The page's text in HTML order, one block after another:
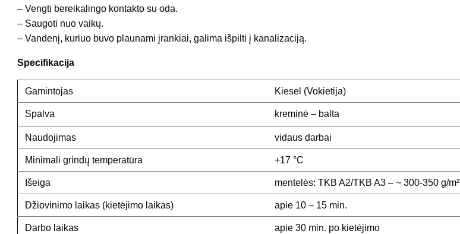
– Vengti bereikalingo kontakto su oda.
– Saugoti nuo vaikų.
– Vandenį, kuriuo buvo plaunami įrankiai, galima išpilti į kanalizaciją.
Specifikacija
Gamintojas Kiesel (Vokietija)
Spalva kreminė – balta
Naudojimas vidaus darbai
Minimali grindų temperatūra +17 °C
Išeiga mentelės: TKB A2/TKB A3 – ~ 300-350 g/m²
Džiovinimo laikas (kietėjimo laikas) apie 10 – 15 min.
Darbo laikas apie 30 min. po kietėjimo